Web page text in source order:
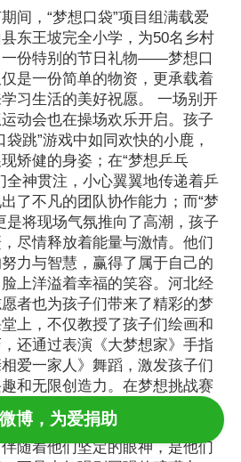
间，“梦想口袋”项目组满载爱
东王坡完全小学，为50名乡村
一份特别的节日礼物——梦想口
是一份简单的物资，更承载着
习生活的美好祝愿。 一场别开
动会也在操场欢乐开启。孩子
袋跳”游戏中如同欢快的小鹿，
矫健的身姿；在“梦想乒乓
全神贯注，小心翼翼地传递着乒
了不凡的团队协作能力；而“梦
是将现场气氛推向了高潮，孩子
尽情释放着能量与激情。他们
力与智慧，赢得了属于自己的
上洋溢着幸福的笑容。河北经
者也为孩子们带来了精彩的梦
上，不仅教授了孩子们绘画和
还通过表演《大梦想家》手指
爱一家人》舞蹈，激发孩子们
和无限创造力。在梦想挑战赛
昂首挺胸，激情澎湃的诵读着散
国说》。那字字铿锵、句句有力
随着他们坚定的眼神，是他们
博，为爱捐助